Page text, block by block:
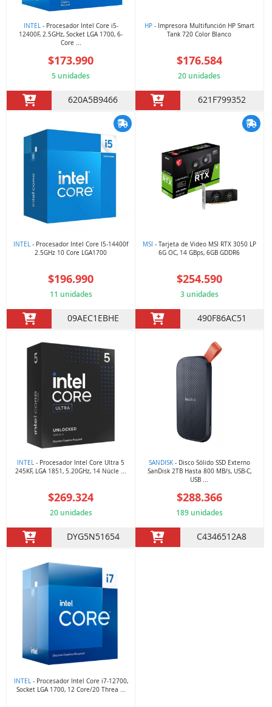
INTEL- Procesador Intel Core i5-
12400F, 2.5GHz, Socket LGA 1700, 6-
Core ...
$173.990
5 unidades
620A5B9466
HP- Impresora Multifunción HP Smart
Tank 720 Color Blanco
$176.584
20 unidades
621F799352
INTEL - Procesador Intel Core I5-14400f
2.5GHz 10 Core LGA1700
$196.990
11 unidades
09AEC1EBHE
MSI - Tarjeta de Video MSI RTX 3050 LP
6G OC, 14 GBps, 6GB GDDR6
$254.590
3 unidades
490F86AC51
INTEL - Procesador Intel Core Ultra 5
245KF, LGA 1851, 5.20GHz, 14 Núcle ...
$269.324
20 unidades
DYG5N51654
SANDISK- Disco Sólido SSD Externo
SanDisk 2TB Hasta 800 MB/s, USB-C,
USB ...
$288.366
189 unidades
C4346512A8
INTEL - Procesador Intel Core i7-12700,
Socket LGA 1700, 12 Core/20 Threa ...